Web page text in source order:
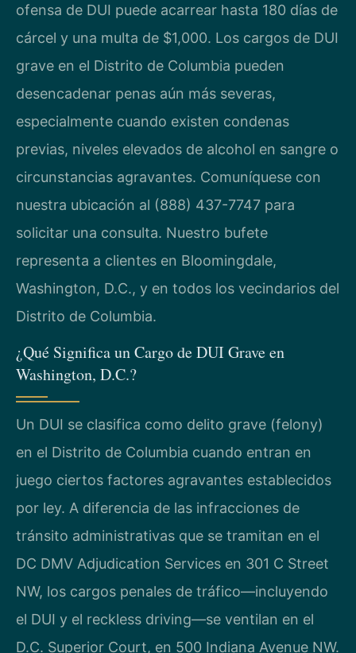
ofensa de DUI puede acarrear hasta 180 días de
cárcel y una multa de $1,000. Los cargos de DUI
grave en el Distrito de Columbia pueden
desencadenar penas aún más severas,
especialmente cuando existen condenas
previas, niveles elevados de alcohol en sangre o
circunstancias agravantes. Comuníquese con
nuestra ubicación al (888) 437-7747 para
solicitar una consulta. Nuestro bufete
representa a clientes en Bloomingdale,
Washington, D.C., y en todos los vecindarios del
Distrito de Columbia.
¿Qué Significa un Cargo de DUI Grave en
Washington, D.C.?
Un DUI se clasifica como delito grave (felony)
en el Distrito de Columbia cuando entran en
juego ciertos factores agravantes establecidos
por ley. A diferencia de las infracciones de
tránsito administrativas que se tramitan en el
DC DMV Adjudication Services en 301 C Street
NW, los cargos penales de tráfico—incluyendo
el DUI y el reckless driving—se ventilan en el
D.C. Superior Court, en 500 Indiana Avenue NW.